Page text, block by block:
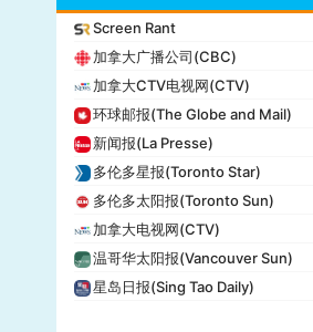
今日美国(USA Today)
BuzzFeed
全国公共广播电台(NPR)
美国广播公司(ABC)
美国新闻与世界报道(U.S. News)
CBS Sports
全国广播公司(NBC)
The Verge
PCMag
休斯顿纪事报(Houston Chronicle)
赫芬顿邮报(Huffpost)
Screen Rant
加拿大广播公司(CBC)
加拿大CTV电视网(CTV)
环球邮报(The Globe and Mail)
新闻报(La Presse)
多伦多星报(Toronto Star)
多伦多太阳报(Toronto Sun)
加拿大电视网(CTV)
温哥华太阳报(Vancouver Sun)
星岛日报(Sing Tao Daily)